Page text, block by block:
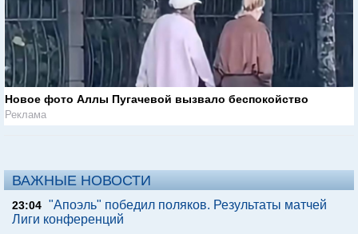
Новое фото Аллы Пугачевой вызвало беспокойство
Реклама
ВАЖНЫЕ НОВОСТИ
23:04 "Апоэль" победил поляков. Результаты матчей
Лиги конференций